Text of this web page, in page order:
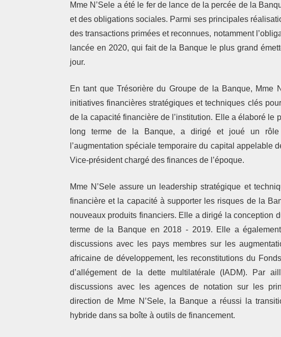
Mme N’Sele a été le fer de lance de la percée de la
et des obligations sociales. Parmi ses principales
des transactions primées et reconnues, notamment
lancée en 2020, qui fait de la Banque le plus grand
jour.
En tant que Trésorière du Groupe de la Banque, Mme
initiatives financières stratégiques et techniques clés
de la capacité financière de l’institution. Elle a élaboré le
long terme de la Banque, a dirigé et joué un rôle
l’augmentation spéciale temporaire du capital appelable
Vice-président chargé des finances de l’époque.
Mme N’Sele assure un leadership stratégique et
financière et la capacité à supporter les risques de la
nouveaux produits financiers. Elle a dirigé la conception
terme de la Banque en 2018 - 2019. Elle a
discussions avec les pays membres sur les
africaine de développement, les reconstitutions du
d’allégement de la dette multilatérale (IADM). Par
discussions avec les agences de notation sur les
direction de Mme N’Sele, la Banque a réussi la
hybride dans sa boîte à outils de financement.